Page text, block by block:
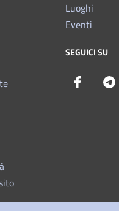
Luoghi
Eventi
SEGUICI SU
Facebook